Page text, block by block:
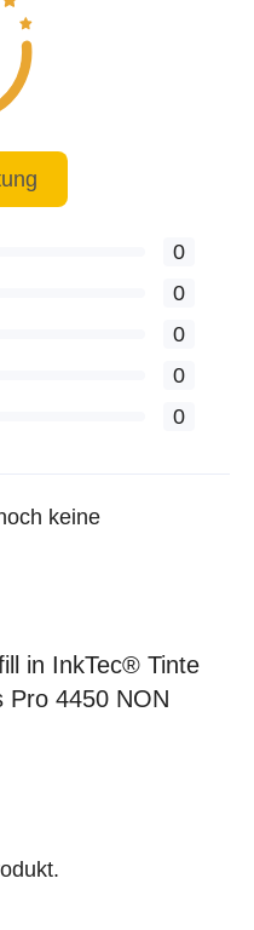
0
0
0
0
0
keine
in InkTec® Tinte
Pro 4450 NON